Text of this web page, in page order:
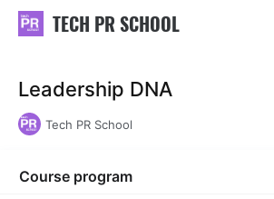
TECH PR SCHOOL
Leadership DNA
Tech PR School
Course program